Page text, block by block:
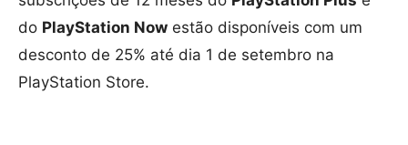
do PlayStation Now estão disponíveis com um
desconto de 25% até dia 1 de setembro na
PlayStation Store.